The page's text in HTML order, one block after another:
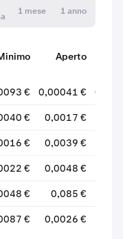
1 mese 1 anno
Aperto
€ 0,00041 €
€ 0,0017 €
€ 0,0039 €
€ 0,0048 €
€ 0,085 €
€ 0,0026 €